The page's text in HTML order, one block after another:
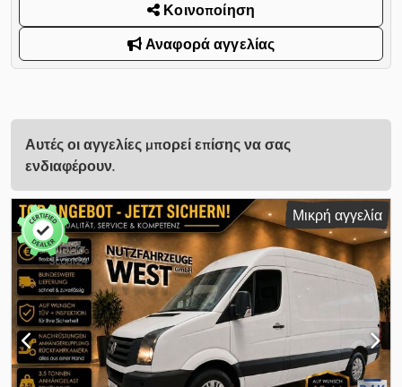
Κοινοποίηση
Αναφορά αγγελίας
Αυτές οι αγγελίες μπορεί επίσης να σας
ενδιαφέρουν.
Μικρή αγγελία